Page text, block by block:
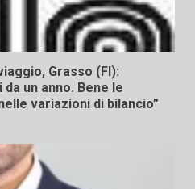
Grasso (FI):
un anno. Bene le
variazioni di bilancio”